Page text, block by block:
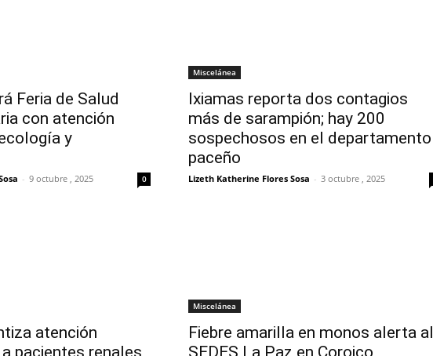
Feria de Salud
con atención
y
- 9 octubre , 2025 0
Miscelánea
Ixiamas reporta dos contagios
más de sarampión; hay 200
sospechosos en el departamento
paceño
Lizeth Katherine Flores Sosa - 3 octubre , 2025
atención
pacientes renales
Miscelánea
Fiebre amarilla en monos alerta al
SEDES La Paz en Coroico